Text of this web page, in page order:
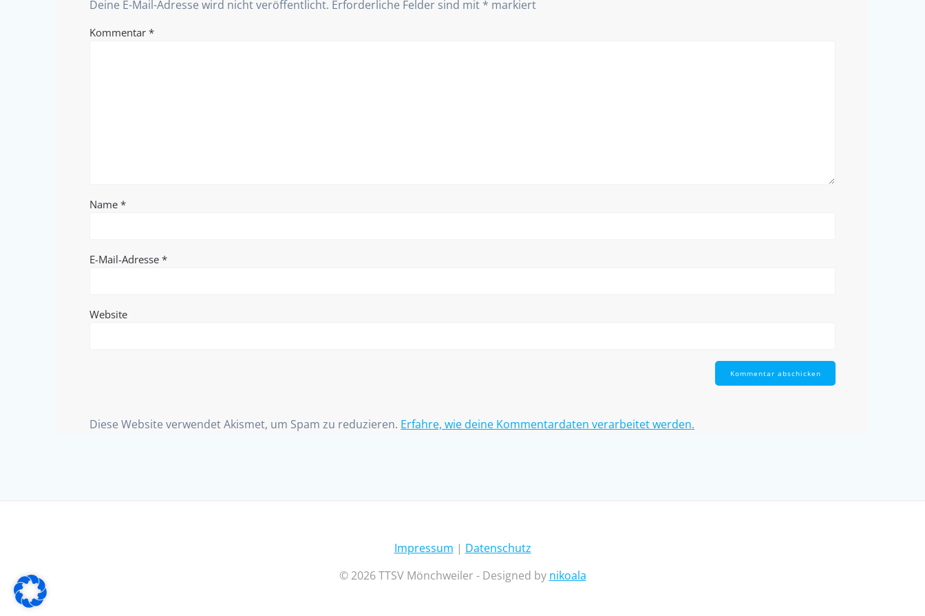
Deine E-Mail-Adresse wird nicht veröffentlicht. Erforderliche Felder sind mit * markiert
Kommentar*
Name*
E-Mail-Adresse*
Website
Diese Website verwendet Akismet, um Spam zu reduzieren. Erfahre, wie deine Kommentardaten verarbeitet werden.
Impressum | Datenschutz
© 2026 TTSV Mönchweiler - Designed by nikoala